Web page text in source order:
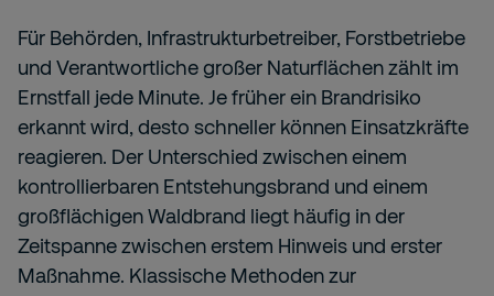
Für Behörden, Infrastrukturbetreiber, Forstbetriebe
und Verantwortliche großer Naturflächen zählt im
Ernstfall jede Minute. Je früher ein Brandrisiko
erkannt wird, desto schneller können Einsatzkräfte
reagieren. Der Unterschied zwischen einem
kontrollierbaren Entstehungsbrand und einem
großflächigen Waldbrand liegt häufig in der
Zeitspanne zwischen erstem Hinweis und erster
Maßnahme. Klassische Methoden zur